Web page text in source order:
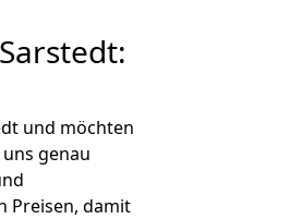
und möchten
genau
Preisen, damit